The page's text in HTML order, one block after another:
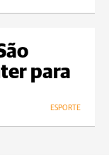
para
ESPORTE